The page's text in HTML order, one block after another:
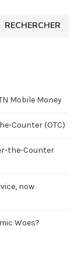
RECHERCHER
Mobile Money
Counter (OTC)
the-Counter
now
Woes?